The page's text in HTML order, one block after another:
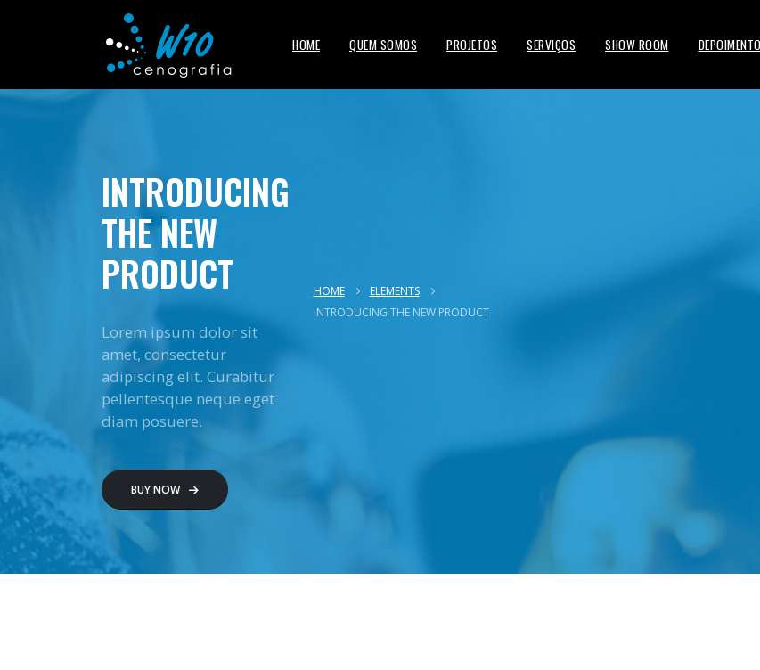
HOME QUEM SOMOS PROJETOS SERVIÇOS SHOW ROOM
INTRODUCING
THE NEW
PRODUCT
Lorem ipsum dolor sit
amet, consectetur
adipiscing elit. Curabitur
pellentesque neque eget
diam posuere.
HOME
ELEMENTS
INTRODUCING THE NEW PRODUCT
BUY NOW